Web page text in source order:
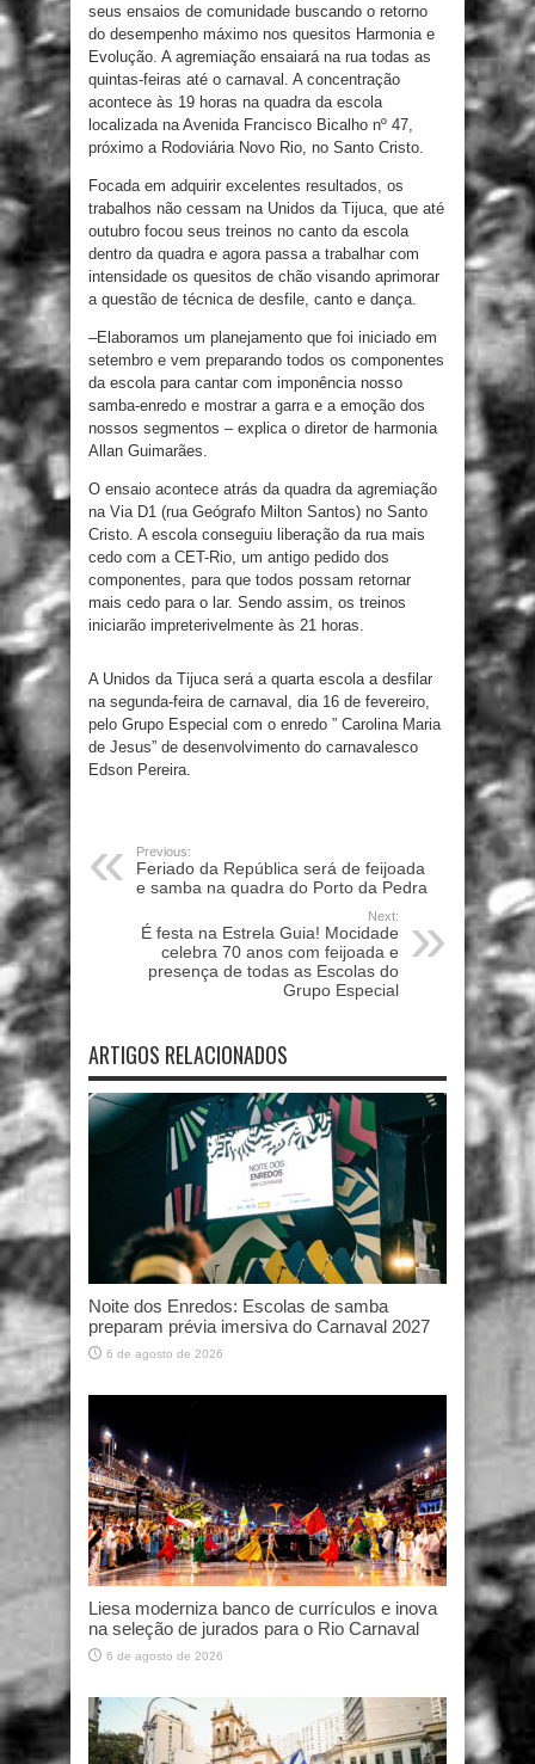
seus ensaios de comunidade buscando o retorno
do desempenho máximo nos quesitos Harmonia e
Evolução. A agremiação ensaiará na rua todas as
quintas-feiras até o carnaval. A concentração
acontece às 19 horas na quadra da escola
localizada na Avenida Francisco Bicalho nº 47,
próximo a Rodoviária Novo Rio, no Santo Cristo.
Focada em adquirir excelentes resultados, os
trabalhos não cessam na Unidos da Tijuca, que até
outubro focou seus treinos no canto da escola
dentro da quadra e agora passa a trabalhar com
intensidade os quesitos de chão visando aprimorar
a questão de técnica de desfile, canto e dança.
–Elaboramos um planejamento que foi iniciado em
setembro e vem preparando todos os componentes
da escola para cantar com imponência nosso
samba-enredo e mostrar a garra e a emoção dos
nossos segmentos – explica o diretor de harmonia
Allan Guimarães.
O ensaio acontece atrás da quadra da agremiação
na Via D1 (rua Geógrafo Milton Santos) no Santo
Cristo. A escola conseguiu liberação da rua mais
cedo com a CET-Rio, um antigo pedido dos
componentes, para que todos possam retornar
mais cedo para o lar. Sendo assim, os treinos
iniciarão impreterivelmente às 21 horas.
A Unidos da Tijuca será a quarta escola a desfilar
na segunda-feira de carnaval, dia 16 de fevereiro,
pelo Grupo Especial com o enredo ” Carolina Maria
de Jesus” de desenvolvimento do carnavalesco
Edson Pereira.
Previous:
Feriado da República será de feijoada
e samba na quadra do Porto da Pedra
Next:
É festa na Estrela Guia! Mocidade
celebra 70 anos com feijoada e
presença de todas as Escolas do
Grupo Especial
ARTIGOS RELACIONADOS
Noite dos Enredos: Escolas de samba
preparam prévia imersiva do Carnaval 2027
6 de agosto de 2026
Liesa moderniza banco de currículos e inova
na seleção de jurados para o Rio Carnaval
6 de agosto de 2026